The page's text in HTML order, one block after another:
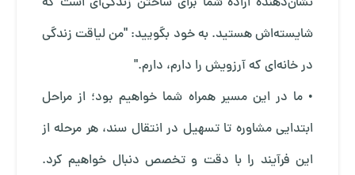
شایسته‌اش هستید. به خود بگویید: "من لیاقت زندگی
در خانه‌ای که آرزویش را دارم، دارم."
• ما در این مسیر همراه شما خواهیم بود؛ از مراحل
ابتدایی مشاوره تا تسهیل در انتقال سند، هر مرحله از
این فرآیند را با دقت و تخصص دنبال خواهیم کرد.